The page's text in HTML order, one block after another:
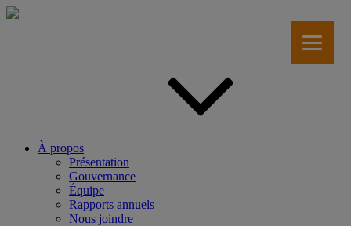
Aller
À propos
Présentation
Gouvernance
Équipe
Rapports annuels
Nous joindre